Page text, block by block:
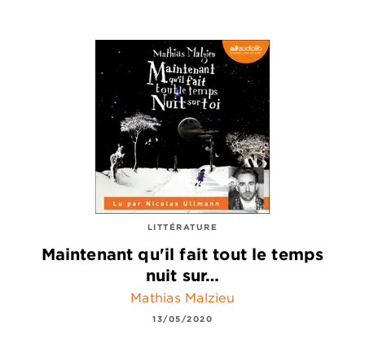
LITTÉRATURE
Maintenant qu'il fait tout le temps
nuit sur…
Mathias Malzieu
13/05/2020